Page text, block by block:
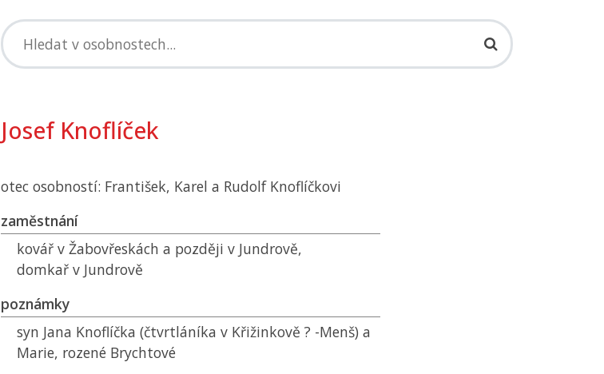
Josef Knoflíček
otec osobností: František, Karel a Rudolf Knoflíčkovi
zaměstnání
kovář v Žabovřeskách a později v Jundrově,
domkař v Jundrově
poznámky
syn Jana Knoflíčka (čtvrtláníka v Křižinkově ? -Menš) a
Marie, rozené Brychtové